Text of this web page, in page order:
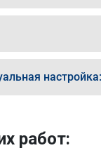
настройка:
работ: